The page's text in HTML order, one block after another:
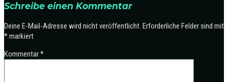
Schreibe einen Kommentar
Deine E-Mail-Adresse wird nicht veröffentlicht. Erforderliche Felder sind mit
*markiert
Kommentar*